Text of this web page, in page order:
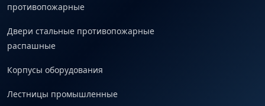
противопожарные
Двери стальные противопожарные
распашные
Корпусы оборудования
Лестницы промышленные